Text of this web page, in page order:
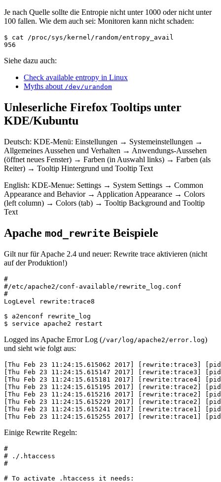
Je nach Quelle sollte die Entropie nicht unter 1000 oder nicht unter
100 fallen. Wie dem auch sei: Monitoren kann nicht schaden:
$ cat /proc/sys/kernel/random/entropy_avail
Siehe dazu auch:
Check available entropy in Linux
Myths about /dev/urandom
Unleserliche Firefox Tooltips unter
KDE/Kubuntu
Deutsch: KDE-Menü: Einstellungen → Systemeinstellungen →
Allgemeines Aussehen und Verhalten → Anwendungs-Aussehen
(öffnet neues Fenster) → Farben (in Auswahl links) → Farben (als
Reiter) → Tooltip Hintergrund und Tooltip Text
English: KDE-Menue: Settings → System Settings → Common
Appearance and Behavior → Application Appearance → Colors
(left column) → Colors (tab) → Tooltip Background and Tooltip
Text
Apache mod_rewrite Beispiele
Gilt nur für Apache 2.4 und neuer: Rewrite trace aktivieren (nicht
auf der Produktion!)
#
#/etc/apache2/conf-available/rewrite_log.conf
#
LogLevel rewrite:trace8
$ a2enconf rewrite_log
Logged ins Apache Error Log (/var/log/apache2/error.log)
und sieht wie folgt aus:
[Thu Feb 23 11:24:15.615062 2017] [rewrite:trace3]
[Thu Feb 23 11:24:15.615147 2017] [rewrite:trace3]
[Thu Feb 23 11:24:15.615181 2017] [rewrite:trace4]
[Thu Feb 23 11:24:15.615195 2017] [rewrite:trace2]
[Thu Feb 23 11:24:15.615216 2017] [rewrite:trace2]
[Thu Feb 23 11:24:15.615229 2017] [rewrite:trace2]
[Thu Feb 23 11:24:15.615241 2017] [rewrite:trace1]
Einige Rewrite Regeln:
#
# ./.htaccess
#
# To activate .htaccess it needs: